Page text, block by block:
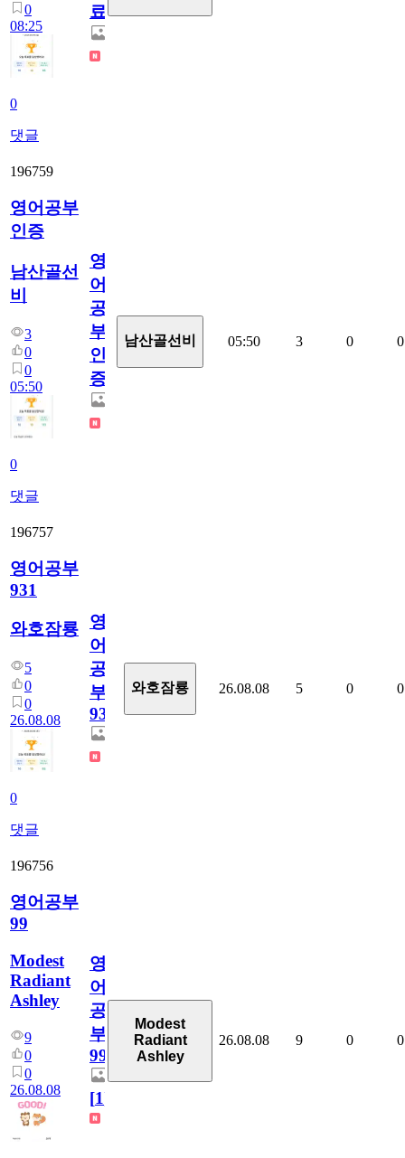
0
08:25
0
댓글
료
196759
영어공부
인증
남산골선
비
3
0
0
05:50
0
댓글
영
어
공
부
인
증
남산골선비 05:50 3 0 0
196757
영어공부
931
와호잠룡
5
0
0
26.08.08
0
댓글
영
어
공
부
931
와호잠룡 26.08.08 5 0 0
196756
영어공부
99
Modest
Radiant
Ashley
9
0
0
26.08.08
영
어
공
부
99
[1]
Modest
Radiant
Ashley
26.08.08 9 0 0